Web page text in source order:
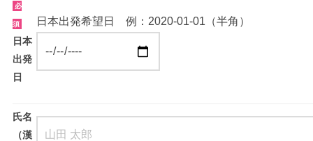
必
須
日本
出発
日
日本出発希望日 例：2020-01-01（半角）
氏名
（漢